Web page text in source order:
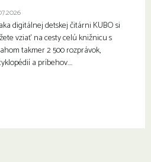
digitálnej detskej čitárni KUBO si
vziať na cesty celú knižnicu s
takmer 2 500 rozprávok,
a príbehov….